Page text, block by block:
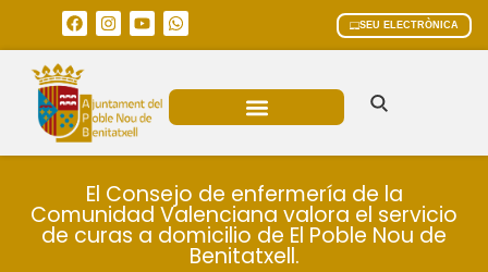
SEU ELECTRÒNICA
El Consejo de enfermería de la
Comunidad Valenciana valora el servicio
de curas a domicilio de El Poble Nou de
Benitatxell.